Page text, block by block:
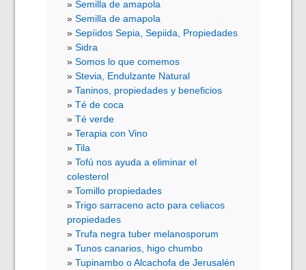
Semilla de amapola
Semilla de amapola
Sepíidos Sepia, Sepiida, Propiedades
Sidra
Somos lo que comemos
Stevia, Endulzante Natural
Taninos, propiedades y beneficios
Té de coca
Té verde
Terapia con Vino
Tila
Tofú nos ayuda a eliminar el
colesterol
Tomillo propiedades
Trigo sarraceno acto para celiacos
propiedades
Trufa negra tuber melanosporum
Tunos canarios, higo chumbo
Tupinambo o Alcachofa de Jerusalén